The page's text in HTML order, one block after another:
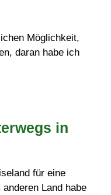
Möglichkeit,
daran habe ich
in
für eine
Land habe